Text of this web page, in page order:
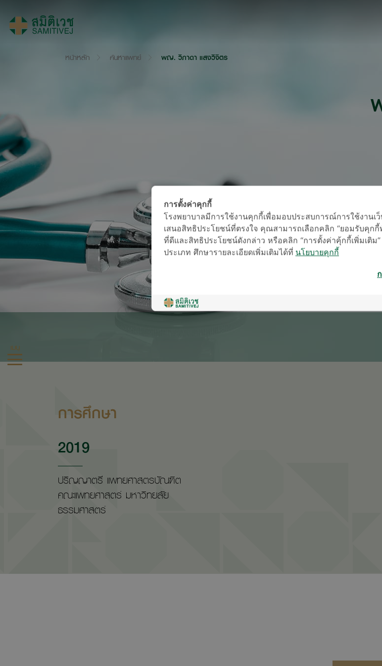
เมนู
หน้าหลัก ค้นหาแพทย์ พญ. วิภาดา แสงวิจิตร
การศึกษา
2019
ปริญญาตรี แพทยศาสตรบัณฑิต
คณะแพทยศาสตร์ มหาวิทยลัย
ธรรมศาสตร์
การตั้งค่าคุกกี้
โรงพยาบาลมีการใช้งานคุกกี้เพื่อมอบประสบการณ์การใช้งาน
เสนอสิทธิประโยชน์ที่ตรงใจ คุณสามารถเลือกคลิก “ยอมรับคุก
ที่ดีและสิทธิประโยชน์ดังกล่าว หรือคลิก “การตั้งค่าคุ้กกี้เพิ่มเติม
ประเภท ศึกษารายละเอียดเพิ่มเติมได้ที่ นโยบายคุกกี้